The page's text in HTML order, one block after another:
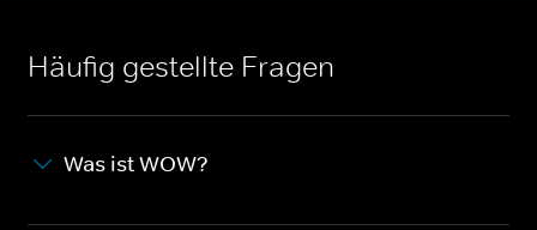
Häufig gestellte Fragen
Was ist WOW?